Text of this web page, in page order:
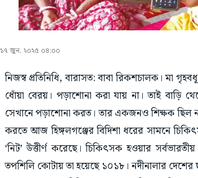
১৭ জুন, ২০২৫ ০৪:০০
নিজস্ব প্রতিনিধি, বারাসত: বাবা রিকশচালক। মা
ধোঁয়া বেরয়। পড়াশোনা করা যায় না। তাই বাড়ি
সেখানে পড়াশোনা করত। তার একজনও শিক্ষক ছিল
করতে আজ হিঙ্গলগঞ্জের বিদিশা ধরের সামনে
‘নিট’ উত্তীর্ণ করেছে। চিকিৎসক হওয়ার
তপশিলি কোটায় তা হয়েছে ১০১৮। নদীনালার